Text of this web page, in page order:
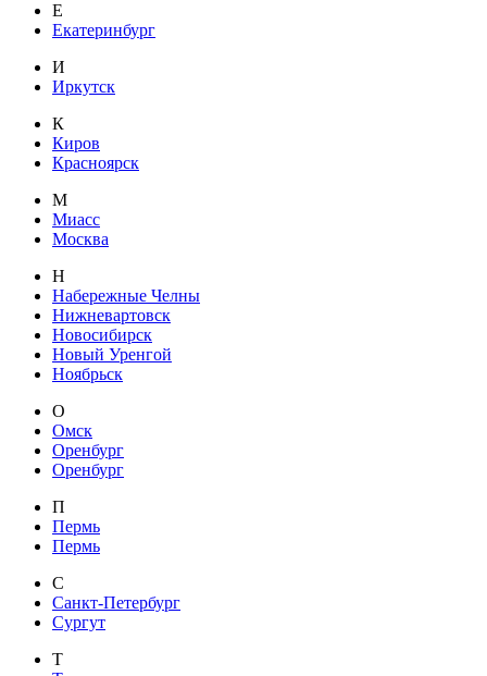
Е
Екатеринбург
И
Иркутск
К
Киров
Красноярск
М
Миасс
Москва
Н
Набережные Челны
Нижневартовск
Новосибирск
Новый Уренгой
Ноябрьск
О
Омск
Оренбург
Оренбург
П
Пермь
Пермь
С
Санкт-Петербург
Сургут
Т